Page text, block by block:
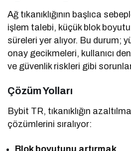
Ağ tıkanıklığının başlıca
işlem talebi, küçük blok
süreleri yer alıyor. Bu durum;
onay gecikmeleri, kullanıcı
ve güvenlik riskleri gibi
Çözüm Yolları
Bybit TR, tıkanıklığın
çözümlerini sıralıyor: